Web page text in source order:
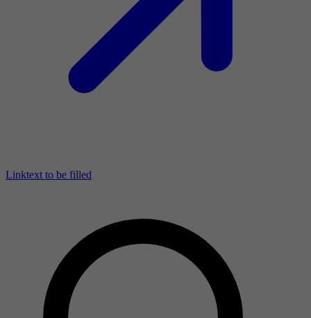
Linktext to be filled